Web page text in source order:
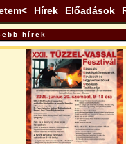
Hírek Előadások
hírek